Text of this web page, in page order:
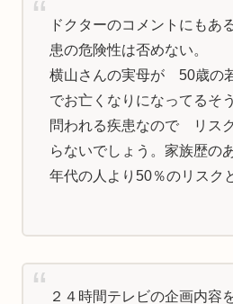
ドクターのコメントにも
患の危険性は否めない。
横山さんの実母が 50歳の
でお亡くなりになってるそ
問われる疾患なので リス
らないでしょう。家族歴の
年代の人より50％のリスク
２４時間テレビの企画内容